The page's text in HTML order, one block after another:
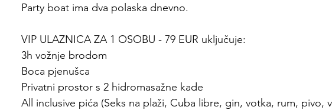
Party boat ima dva polaska dnevno.
VIP ULAZNICA ZA 1 OSOBU - 79 EUR uključuje:
3h vožnje brodom
Boca pjenušca
Privatni prostor s 2 hidromasažne kade
All inclusive pića (Seks na plaži, Cuba libre, gin, votka, rum, pivo,